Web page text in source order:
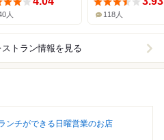
人 118人
ストラン情報を見る
ンチができる日曜営業のお店